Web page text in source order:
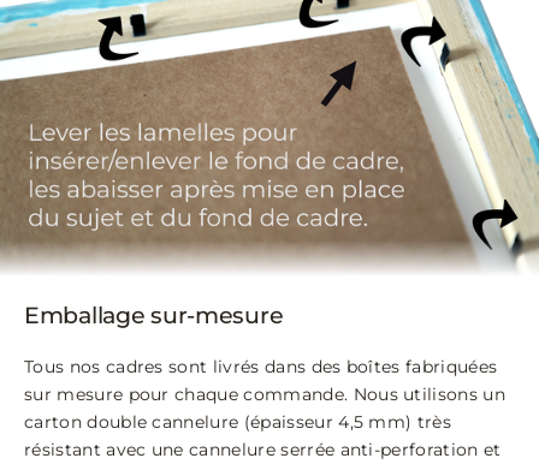
Emballage sur-mesure
Tous nos cadres sont livrés dans des boîtes fabriquées
sur mesure pour chaque commande. Nous utilisons un
carton double cannelure (épaisseur 4,5 mm) très
résistant avec une cannelure serrée anti-perforation et